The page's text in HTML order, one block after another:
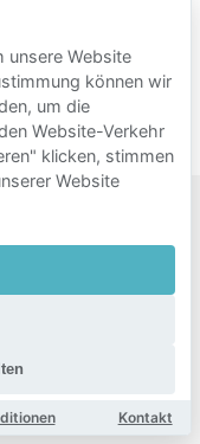
unsere Website
können wir
um die
Website-Verkehr
klicken, stimmen
Website
Kontakt